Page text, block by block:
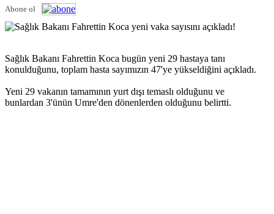
Abone ol
Sağlık Bakanı Fahrettin Koca bugün yeni 29 hastaya tanı
konulduğunu, toplam hasta sayımızın 47'ye yükseldiğini açıkladı.
Yeni 29 vakanın tamamının yurt dışı temaslı olduğunu ve
bunlardan 3'ünün Umre'den dönenlerden olduğunu belirtti.